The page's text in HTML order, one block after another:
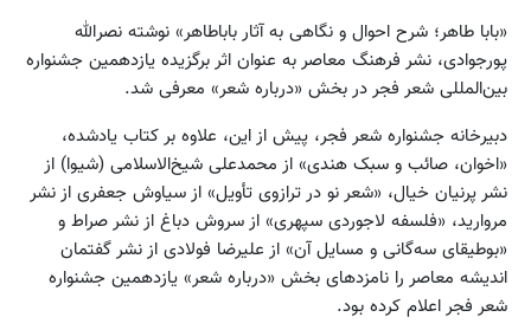
«بابا طاهر؛ شرح احوال و نگاهی به آثار باباطاهر» نوشته نصرالله
پورجوادی، نشر فرهنگ معاصر به عنوان اثر برگزیده یازدهمین جشنواره
بین‌المللی شعر فجر در بخش «درباره شعر» معرفی شد.
دبیرخانه جشنواره شعر فجر، پیش‌ از این، علاوه بر کتاب یادشده،
«اخوان، صائب و سبک هندی» از محمدعلی شیخ‌الاسلامی (شیوا) از
نشر پرنیان خیال، «شعر نو در ترازوی تأویل» از سیاوش جعفری از نشر
مروارید، «فلسفه لاجوردی سپهری» از سروش دباغ از نشر صراط و
«بوطیقای سه‌گانی و مسایل آن» از علیرضا فولادی از نشر گفتمان
اندیشه معاصر را نامزدهای بخش «درباره شعر» یازدهمین جشنواره
شعر فجر اعلام کرده بود.